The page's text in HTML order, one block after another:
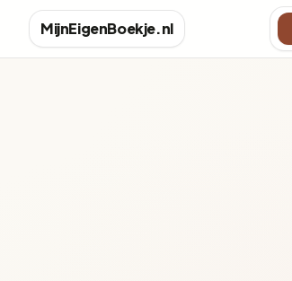
MijnEigenBoekje.nl